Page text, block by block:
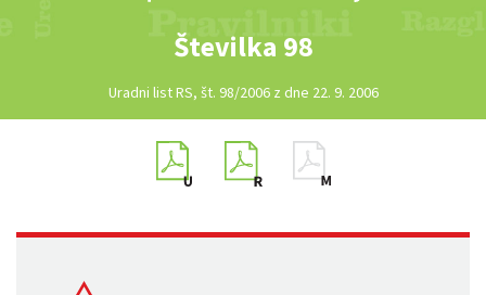
Številka 98
Uradni list RS, št. 98/2006 z dne 22. 9. 2006